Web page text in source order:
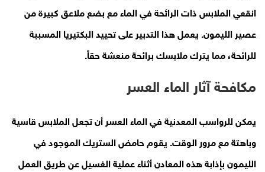
انقعي الملابس ذات الرائحة في الماء مع بضع ملاعق كبيرة من
عصير الليمون. يعمل هذا التدبير على تحييد البكتيريا المسببة
للرائحة، مما يترك ملابسك برائحة منعشة حقاً.
مكافحة آثار الماء العسر
يمكن للرواسب المعدنية في الماء العسر أن تجعل الملابس قاسية
وباهتة مع مرور الوقت. يقوم حامض الستريك الموجود في
الليمون بإذابة هذه المعادن أثناء عملية الغسيل عن طريق العمل